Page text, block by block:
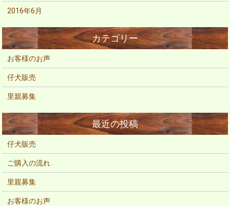
2016年6月
お客様のお声
仔犬販売
里親募集
仔犬販売
ご購入の流れ
里親募集
お客様のお声